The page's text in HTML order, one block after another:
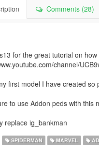
Comments (28)
for the great tutorial on
channel/
first model I have created
to use Addon peds with this
replace ig_bankman
SPIDERMAN MARVEL